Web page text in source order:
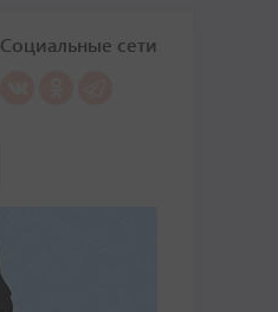
Социальные сети